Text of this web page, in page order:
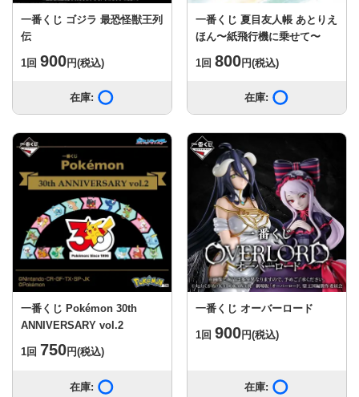
一番くじ ゴジラ 最恐怪獣王列
伝
1回 900円(税込)
在庫:
一番くじ 夏目友人帳 あとりえ
ほん〜紙飛行機に乗せて〜
1回 800円(税込)
在庫:
一番くじ Pokémon 30th
ANNIVERSARY vol.2
1回 750円(税込)
在庫:
一番くじ オーバーロード
1回 900円(税込)
在庫: